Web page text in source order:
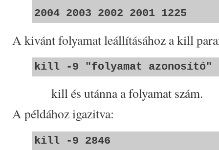
2004 2003 2002 2001 1225
A kivánt folyamat leállításához a kill
kill -9 "folyamat azonosító"
kill és utánna a folyamat szám.
A példához igazitva:
kill -9 2846